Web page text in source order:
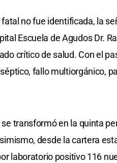
no fue identificada, la
Escuela de Agudos Dr.
crítico de salud. Con el
fallo multiorgánico,
transformó en la quinta
desde la cartera
laboratorio positivo 116